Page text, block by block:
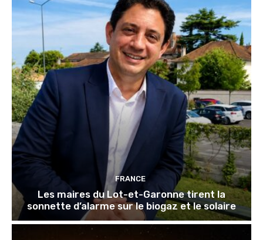
FRANCE
Les maires du Lot-et-Garonne tirent la
sonnette d’alarme sur le biogaz et le solaire